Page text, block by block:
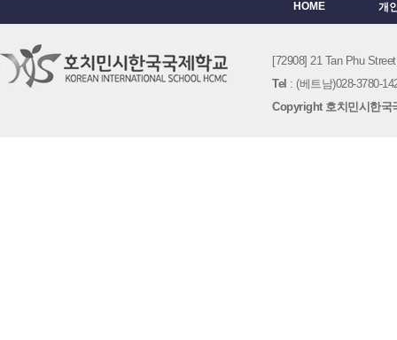
HOME 개
[72908] 21 Tan Phu
Tel : (베트남)028-3780-
Copyright 호치민시한국